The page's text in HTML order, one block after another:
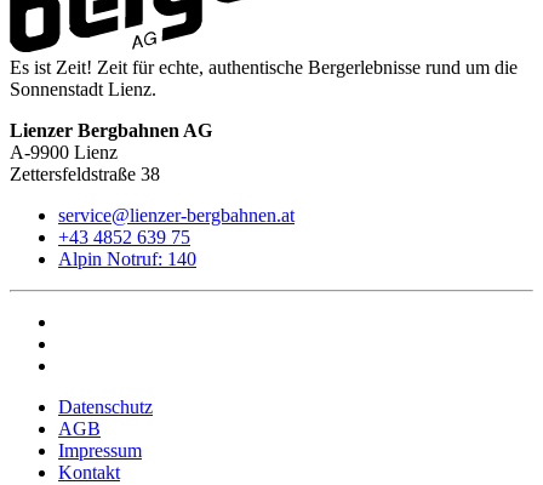
Es ist Zeit! Zeit für echte, authentische Bergerlebnisse rund um die
Sonnenstadt Lienz.
Lienzer Bergbahnen AG
A-9900 Lienz
Zettersfeldstraße 38
service@lienzer-bergbahnen.at
+43 4852 639 75
Alpin Notruf: 140
Datenschutz
AGB
Impressum
Kontakt